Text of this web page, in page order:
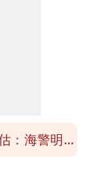
金延續愛
「恐遇黑潮
：海警明發